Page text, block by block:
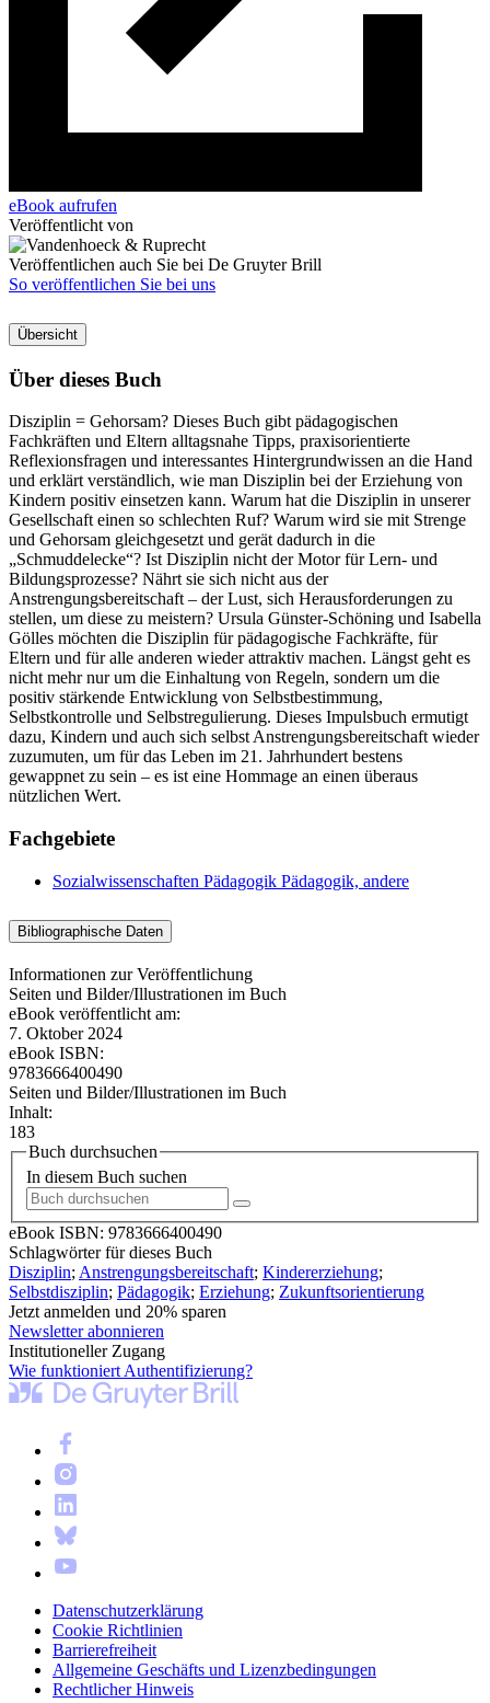
eBook aufrufen
Veröffentlicht von
Veröffentlichen auch Sie bei De Gruyter Brill
So veröffentlichen Sie bei uns
Übersicht
Über dieses Buch
Disziplin = Gehorsam? Dieses Buch gibt pädagogischen
Fachkräften und Eltern alltagsnahe Tipps, praxisorientierte
Reflexionsfragen und interessantes Hintergrundwissen an die Hand
und erklärt verständlich, wie man Disziplin bei der Erziehung von
Kindern positiv einsetzen kann. Warum hat die Disziplin in unserer
Gesellschaft einen so schlechten Ruf? Warum wird sie mit Strenge
und Gehorsam gleichgesetzt und gerät dadurch in die
„Schmuddelecke“? Ist Disziplin nicht der Motor für Lern- und
Bildungsprozesse? Nährt sie sich nicht aus der
Anstrengungsbereitschaft – der Lust, sich Herausforderungen zu
stellen, um diese zu meistern? Ursula Günster-Schöning und Isabella
Gölles möchten die Disziplin für pädagogische Fachkräfte, für
Eltern und für alle anderen wieder attraktiv machen. Längst geht es
nicht mehr nur um die Einhaltung von Regeln, sondern um die
positiv stärkende Entwicklung von Selbstbestimmung,
Selbstkontrolle und Selbstregulierung. Dieses Impulsbuch ermutigt
dazu, Kindern und auch sich selbst Anstrengungsbereitschaft wieder
zuzumuten, um für das Leben im 21. Jahrhundert bestens
gewappnet zu sein – es ist eine Hommage an einen überaus
nützlichen Wert.
Fachgebiete
Sozialwissenschaften Pädagogik Pädagogik, andere
Bibliographische Daten
Informationen zur Veröffentlichung
Seiten und Bilder/Illustrationen im Buch
eBook veröffentlicht am:
7. Oktober 2024
eBook ISBN:
9783666400490
Seiten und Bilder/Illustrationen im Buch
Inhalt:
183
Buch durchsuchen
In diesem Buch suchen
eBook ISBN: 9783666400490
Schlagwörter für dieses Buch
Disziplin; Anstrengungsbereitschaft; Kindererziehung;
Selbstdisziplin; Pädagogik; Erziehung; Zukunftsorientierung
Jetzt anmelden und 20% sparen
Newsletter abonnieren
Institutioneller Zugang
Wie funktioniert Authentifizierung?
Datenschutzerklärung
Cookie Richtlinien
Barrierefreiheit
Allgemeine Geschäfts und Lizenzbedingungen
Rechtlicher Hinweis